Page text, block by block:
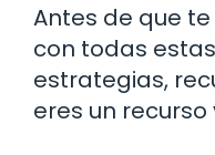
Antes de que
con todas
estrategias,
eres un recurso